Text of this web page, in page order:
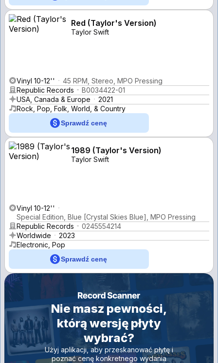
Red (Taylor's Version)
Taylor Swift
Vinyl 10-12''
45 RPM, Stereo, MPO Pressing
Republic Records
B0034422-01
USA, Canada & Europe
2021
Rock, Pop, Folk, World, & Country
Sprawdź cenę
1989 (Taylor's Version)
Taylor Swift
Vinyl 10-12''
Special Edition, Blue [Crystal Skies Blue], MPO Pressing
Republic Records
0245554214
Worldwide
2023
Electronic, Pop
Sprawdź cenę
Nie masz pewności,
którą wersję płyty
wybrać?
Użyj aplikacji, aby przeskanować płytę i
poznać cenę konkretnego wydania